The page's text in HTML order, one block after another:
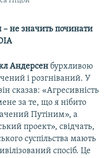
– не значить починати
Андерсен бурхливою
і розгніваний. У
сказав: «Агресивність
за те, що я нібито
Путіним», а
проект», свідчать,
суспільства мають
спосіб. Це